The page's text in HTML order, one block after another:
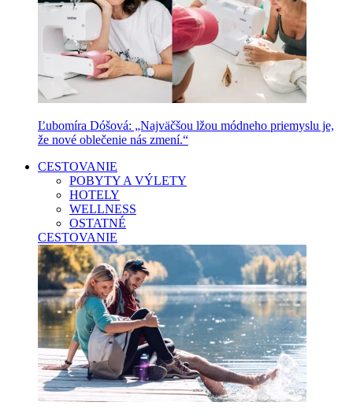
Ľubomíra Dóšová: „Najväčšou lžou módneho priemyslu je,
že nové oblečenie nás zmení.“
CESTOVANIE
POBYTY A VÝLETY
HOTELY
WELLNESS
OSTATNÉ
CESTOVANIE